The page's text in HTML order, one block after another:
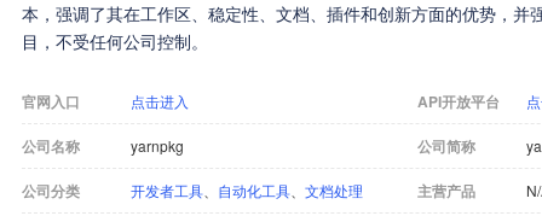
本，强调了其在工作区、稳定性、文档、插件和创新方面的优势，并
目，不受任何公司控制。
官网入口 点击进入 API开放平台
公司名称 yarnpkg 公司简称
公司分类 开发者工具 自动化工具 文档处理 主营产品